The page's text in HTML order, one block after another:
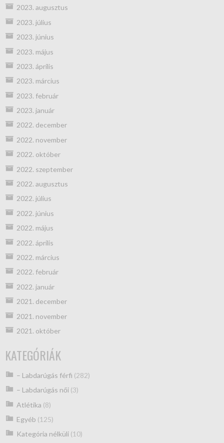
2023. augusztus
2023. július
2023. június
2023. május
2023. április
2023. március
2023. február
2023. január
2022. december
2022. november
2022. október
2022. szeptember
2022. augusztus
2022. július
2022. június
2022. május
2022. április
2022. március
2022. február
2022. január
2021. december
2021. november
2021. október
KATEGÓRIÁK
– Labdarúgás férfi (282)
– Labdarúgás női(3)
Atlétika (8)
Egyéb (125)
Kategória nélküli(10)